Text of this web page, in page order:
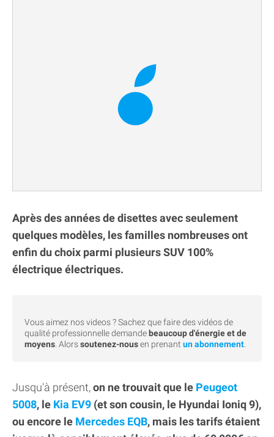
Après des années de disettes avec seulement
quelques modèles, les familles nombreuses ont
enfin du choix parmi plusieurs SUV 100%
électrique électriques.
Vous aimez nos videos ? Sachez que faire des vidéos de
qualité professionnelle demande beaucoup d'énergie et de
moyens. Alorssoutenez-nousen prenant un abonnement.
Jusqu'à présent,on ne trouvait que le Peugeot
5008, le Kia EV9 (et son cousin, le Hyundai Ioniq 9),
ou encore le Mercedes EQB, mais les tarifs étaient